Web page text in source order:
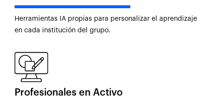
Herramientas IA propias para personalizar el aprendizaje
en cada institución del grupo.
Profesionales en Activo